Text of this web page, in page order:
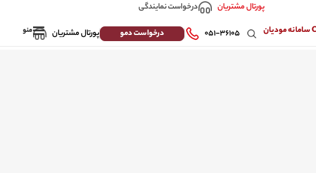
پورتال مشتریان
درخواست نمایندگی
۰۵۱-۳۶۱۰۵ درخواست دمو پورتال مشتریان منو